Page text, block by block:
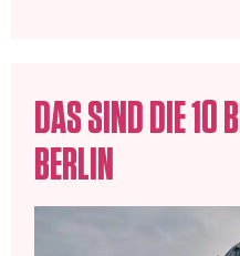
DAS SIND DIE 10
BERLIN